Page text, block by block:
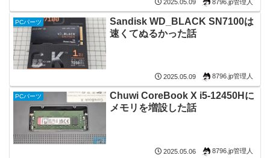
2025.05.09 8796.jp管理人
PCパーツ
Sandisk WD_BLACK SN7100は
速くてぬるかった話
2025.05.09 8796.jp管理人
PCパーツ
Chuwi CoreBook X i5-12450Hに
メモリを増設した話
2025.05.06 8796.jp管理人